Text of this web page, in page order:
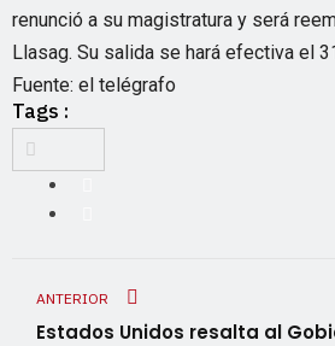
renunció a su magistratura y será
Llasag. Su salida se hará efectiva el
Fuente: el telégrafo
Tags :
ANTERIOR
Estados Unidos resalta al